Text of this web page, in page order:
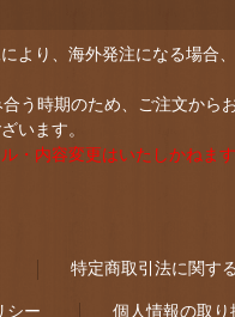
より、海外発注になる場合
う時期のため、ご注文から
います。
・内容変更はいたしかねます
特定商取引法に関す
シー 個人情報の取り